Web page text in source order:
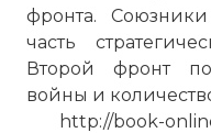
фронта.
часть
Второй фронт
войны и
http://book-